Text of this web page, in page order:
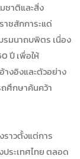
ชาติและสิ่ง
ชสักการะแด่
มนาถบพิตร เนื่อง
ปี เพื่อให้
งอิงและตัวอย่าง
ศึกษาค้นคว้า
าวตั้งแต่การ
ระเทศไทย ตลอด